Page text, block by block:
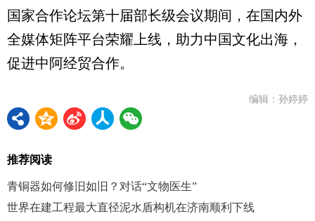
国家合作论坛第十届部长级会议期间，在国内外
全媒体矩阵平台荣耀上线，助力中国文化出海，
促进中阿经贸合作。
编辑：孙婷婷
推荐阅读
青铜器如何修旧如旧？对话“文物医生”
世界在建工程最大直径泥水盾构机在济南顺利下线